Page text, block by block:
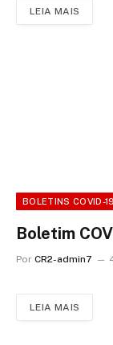
LEIA MAIS
BOLETINS COVID-19
Boletim
Por CR2-admin7
LEIA MAIS